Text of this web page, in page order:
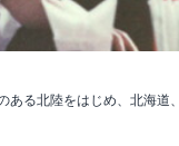
ある北陸をはじめ、北海道